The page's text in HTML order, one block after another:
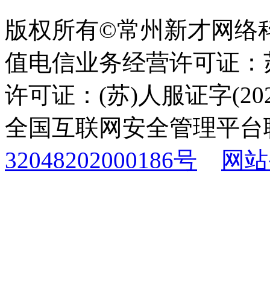
版权所有©常州新才网络
值电信业务经营许可证
许可证：(苏)人服证字
全国互联网安全管理平
32048202000186号
网